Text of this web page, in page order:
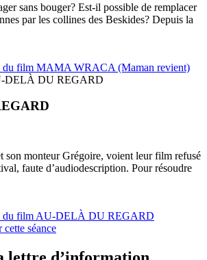
sans bouger? Est-il possible de remplacer
par les collines des Beskides? Depuis la
du film MAMA WRACA (Maman revient)
son monteur Grégoire, voient leur film refusé
faute d’audiodescription. Pour résoudre
du film AU-DELÀ DU REGARD
séance